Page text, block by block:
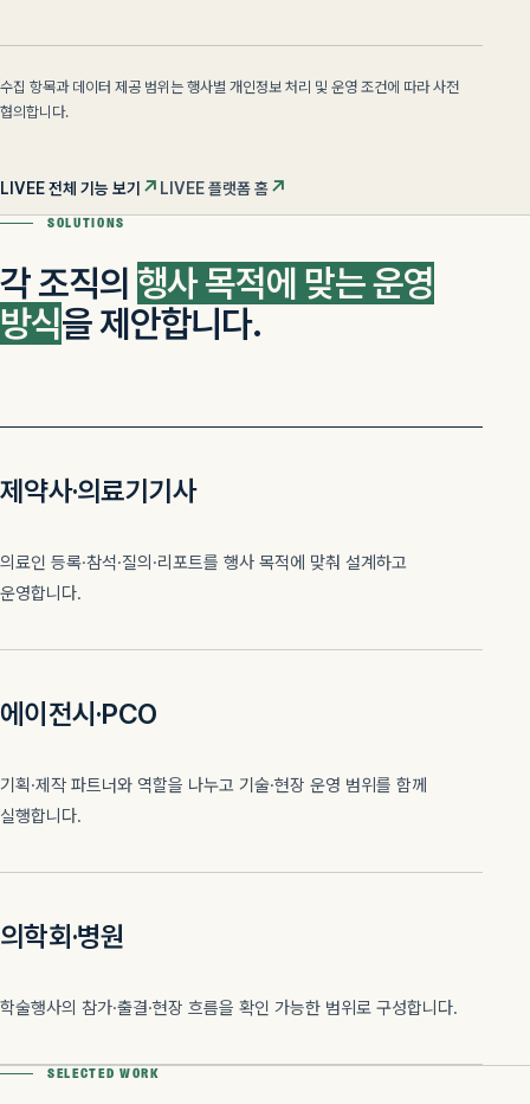
수집 항목과 데이터 제공 범위는 행사별 개인정보 처리 및 운영 조건에 따라 사전
협의합니다.
LIVEE 전체 기능 보기 ↗ LIVEE 플랫폼 홈↗
SOLUTIONS
각 조직의 행사 목적에 맞는 운영
방식을제안합니다.
제약사·의료기기사
의료인 등록·참석·질의·리포트를 행사 목적에 맞춰 설계하고
운영합니다.
에이전시·PCO
기획·제작 파트너와 역할을 나누고 기술·현장 운영 범위를 함께
실행합니다.
의학회·병원
학술행사의 참가·출결·현장 흐름을 확인 가능한 범위로 구성합니다.
SELECTED WORK